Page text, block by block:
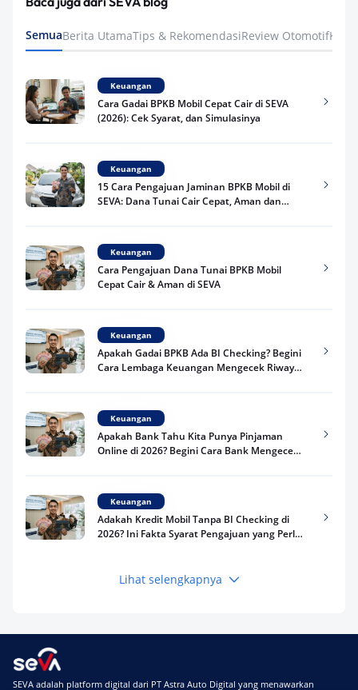
SemuaBerita UtamaTips & RekomendasiReview Otomotif
Keuangan
Cara Gadai BPKB Mobil Cepat Cair di SEVA
(2026): Cek Syarat, dan Simulasinya
Keuangan
15 Cara Pengajuan Jaminan BPKB Mobil di
SEVA: Dana Tunai Cair Cepat, Aman dan
Keuangan
Cara Pengajuan Dana Tunai BPKB Mobil
Cepat Cair & Aman di SEVA
Keuangan
Apakah Gadai BPKB Ada BI Checking? Begini
Cara Lembaga Keuangan Mengecek Riwayat
Keuangan
Apakah Bank Tahu Kita Punya Pinjaman
Online di 2026? Begini Cara Bank Mengecek
Keuangan
Adakah Kredit Mobil Tanpa BI Checking di
2026? Ini Fakta Syarat Pengajuan yang Perlu
Keuangan
Terpercaya
Telat Bayar Pinjol 2 Hari, Apakah Langsung
Lihat selengkapnya
SEVA adalah platform digital dari PT Astra Auto Digital yang menawarkan